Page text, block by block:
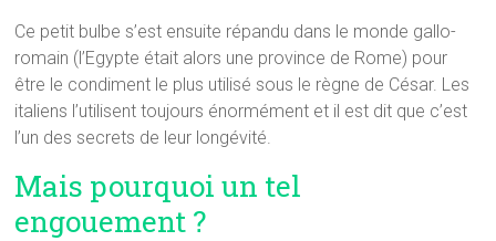
Ce petit bulbe s’est ensuite répandu dans le monde gallo-
romain (l’Egypte était alors une province de Rome) pour
être le condiment le plus utilisé sous le règne de César. Les
italiens l’utilisent toujours énormément et il est dit que c’est
l’un des secrets de leur longévité.
Mais pourquoi un tel
engouement ?